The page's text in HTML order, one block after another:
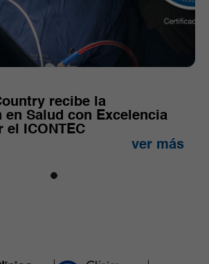
recibe la
en Salud con Excelencia
el ICONTEC
ver más